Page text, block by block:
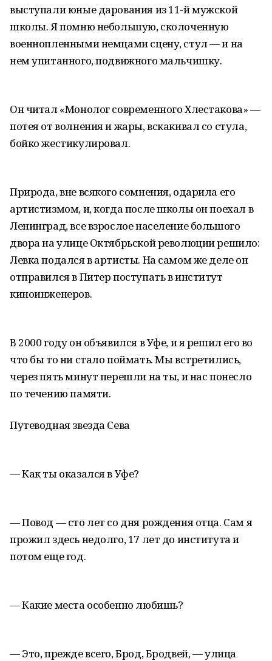
выступали юные дарования из 11-й мужской
школы. Я помню небольшую, сколоченную
военнопленными немцами сцену, стул — и на
нем упитанного, подвижного мальчишку.
Он читал «Монолог современного Хлестакова» —
потея от волнения и жары, вскакивал со стула,
бойко жестикулировал.
Природа, вне всякого сомнения, одарила его
артистизмом, и, когда после школы он поехал в
Ленинград, все взрослое население большого
двора на улице Октябрьской революции решило:
Левка подался в артисты. На самом же деле он
отправился в Питер поступать в институт
киноинженеров.
В 2000 году он объявился в Уфе, и я решил его во
что бы то ни стало поймать. Мы встретились,
через пять минут перешли на ты, и нас понесло
по течению памяти.
Путеводная звезда Сева
— Как ты оказался в Уфе?
— Повод — сто лет со дня рождения отца. Сам я
прожил здесь недолго, 17 лет до института и
потом еще год.
— Какие места особенно любишь?
— Это, прежде всего, Брод, Бродвей, — улица